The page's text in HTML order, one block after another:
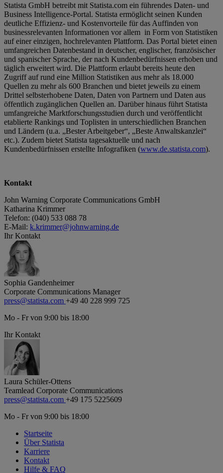
Statista GmbH betreibt mit Statista.com ein führendes Daten- und
Business Intelligence-Portal. Statista ermöglicht seinen Kunden
deutliche Effizienz- und Kostenvorteile für das Auffinden von
businessrelevanten Informationen vor allem in Form von Statistiken
auf einer einzigen, hochrelevanten Plattform. Das Portal bietet einen
umfangreichen Datenbestand in deutscher, englischer, französischer
und spanischer Sprache, der nach Kundenbedürfnissen erhoben und
täglich erweitert wird. Die Plattform erlaubt bereits heute den
Zugriff auf rund eine Million Statistiken aus mehr als 18.000
Quellen zu mehr als 600 Branchen und bietet jeweils zu einem
Drittel selbsterhobene Daten, Daten von Partnern und Daten aus
öffentlich zugänglichen Quellen an. Darüber hinaus führt Statista
umfangreiche Marktforschungsstudien durch und veröffentlicht
etablierte Rankings und Toplisten in unterschiedlichen Branchen
und Ländern (u.a. „Bester Arbeitgeber“, „Beste Anwaltskanzlei“
etc.). Zudem bietet Statista tagesaktuelle und nach
Kundenbedürfnissen erstellte Infografiken (www.de.statista.com).
Kontakt
John Warning Corporate Communications GmbH
Katharina Krimmer
Telefon: (040) 533 088 78
E-Mail: k.krimmer@johnwarning.de
Ihr Kontakt
Sophia Gandenheimer
Corporate Communications Manager
press@statista.com +49 40 228 999 725
Mo - Fr von 9:00 bis 18:00
Ihr Kontakt
Laura Schüler-Ottens
Teamlead Corporate Communications
press@statista.com +49 175 5225609
Mo - Fr von 9:00 bis 18:00
Startseite
Über Statista
Karriere
Kontakt
Hilfe & FAQ